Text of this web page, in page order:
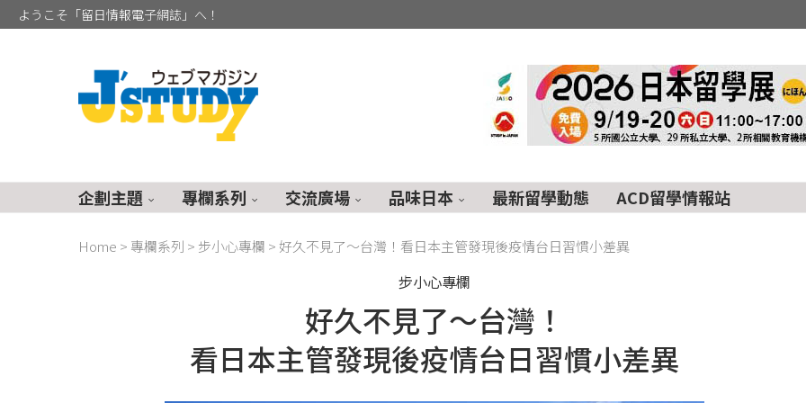
ようこそ「留日情報電子網誌」へ！
企劃主題 專欄系列 交流廣場 品味日本 最新留學動態 ACD留學情報站
Home > 專欄系列 > 步小心專欄 >好久不見了～台灣！看日本主管發現後疫情台日習慣小差異
步小心專欄
好久不見了～台灣！
看日本主管發現後疫情台日習慣小差異